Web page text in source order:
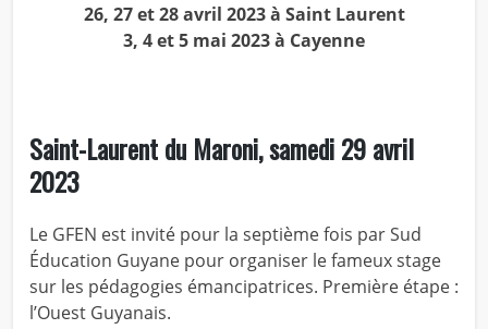
26, 27 et 28 avril 2023 à Saint Laurent
3, 4 et 5 mai 2023 à Cayenne
Saint-Laurent du Maroni, samedi 29 avril
2023
Le GFEN est invité pour la septième fois par Sud
Éducation Guyane pour organiser le fameux stage
sur les pédagogies émancipatrices. Première étape :
l’Ouest Guyanais.